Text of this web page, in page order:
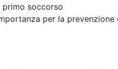
soccorso
per la